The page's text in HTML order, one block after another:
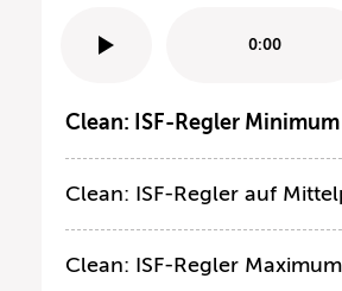
0:00
Clean: ISF-Regler Minimum
Clean: ISF-Regler auf
Clean: ISF-Regler Maximum